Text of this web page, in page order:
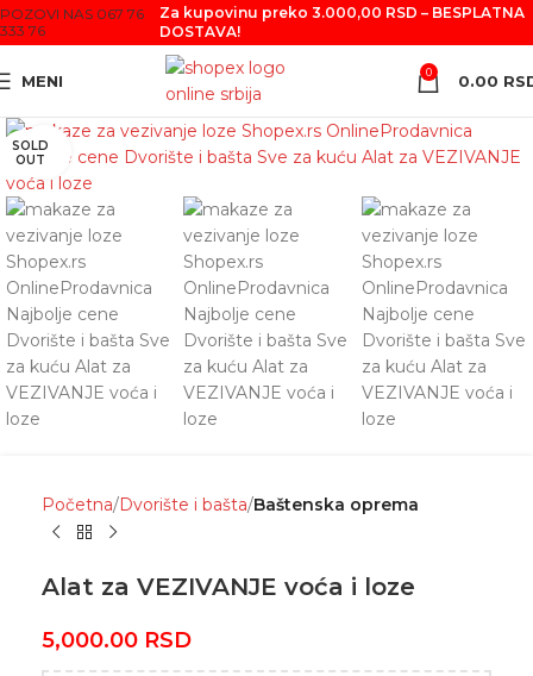
POZOVI NAS 067 76
333 76
Za kupovinu preko 3.000,00 RSD – BESPLATNA
DOSTAVA!
MENI 0 0.00
SOLD
OUT
Click to enlarge
Početna Dvorište i bašta Baštenska oprema
Alat za VEZIVANJE voća i loze
5,000.00 RSD